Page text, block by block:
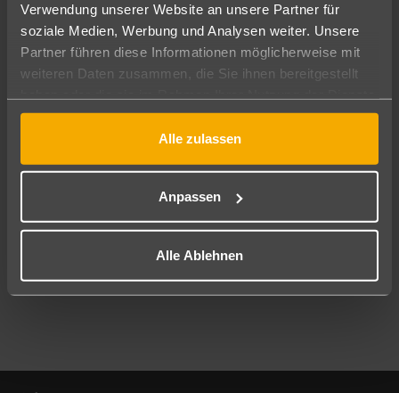
Verwendung unserer Website an unsere Partner für
soziale Medien, Werbung und Analysen weiter. Unsere
Partner führen diese Informationen möglicherweise mit
weiteren Daten zusammen, die Sie ihnen bereitgestellt
gesammelt haben.
Alle zulassen
Anpassen
Alle Ablehnen
Abflughafen
Alle Abflughäfen
11.08.26–09.08.27 7-21 Nächte
Mehr Filter anzeigen